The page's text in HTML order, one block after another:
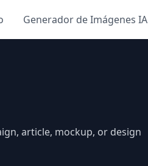
Generador de Imágenes IA
article, mockup, or design